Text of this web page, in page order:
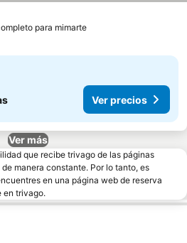
para mimarteVer precios
precios
Ver precios
Ver más
que recibe trivago de las páginas
manera constante. Por lo tanto, es
en una página web de reserva
en trivago.